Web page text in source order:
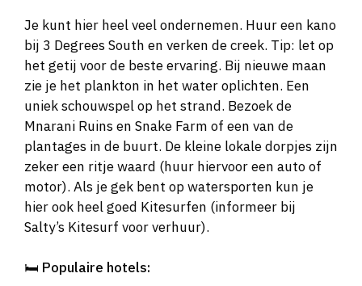
Je kunt hier heel veel ondernemen. Huur een kano
bij 3 Degrees South en verken de creek. Tip: let op
het getij voor de beste ervaring. Bij nieuwe maan
zie je het plankton in het water oplichten. Een
uniek schouwspel op het strand. Bezoek de
Mnarani Ruins en Snake Farm of een van de
plantages in de buurt. De kleine lokale dorpjes zijn
zeker een ritje waard (huur hiervoor een auto of
motor). Als je gek bent op watersporten kun je
hier ook heel goed Kitesurfen (informeer bij
Salty’s Kitesurf voor verhuur).
🛏️ Populaire hotels: